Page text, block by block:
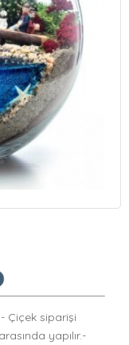
Çiçek siparişi
yapılır.-